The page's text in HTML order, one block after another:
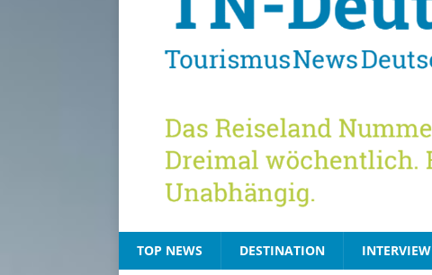
TOP NEWS DESTINATION INTERVIEW